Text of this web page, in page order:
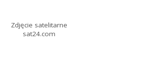
Zdjęcie satelitarne
sat24.com